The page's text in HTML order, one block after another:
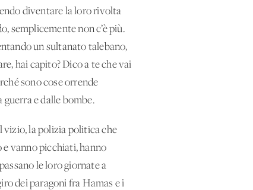
diventare la loro rivolta
semplicemente non c’è più.
un sultanato talebano,
hai capito? Dico a te che vai
sono cose orrende
e dalle bombe.
vizio, la polizia politica che
e vanno picchiati, hanno
le loro giornate a
dei paragoni fra Hamas e i